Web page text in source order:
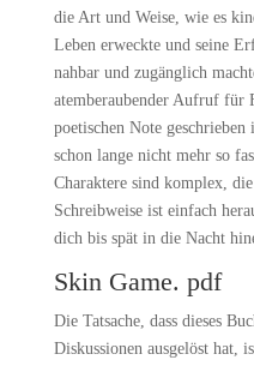
die Art und Weise, wie es
Leben erweckte und seine
nahbar und zugänglich
atemberaubender Aufruf für
poetischen Note
schon lange nicht mehr so
Charaktere sind komplex,
Schreibweise ist einfach
dich bis spät in die Nacht
Skin Game. pdf
Die Tatsache, dass dieses
Diskussionen ausgelöst hat,